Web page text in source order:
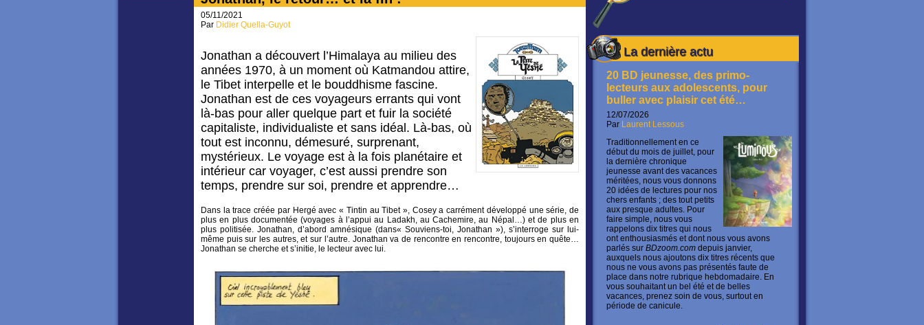
La dernière actu
20 BD jeunesse, des primo-
lecteurs aux adolescents, pour
buller avec plaisir cet été…
12/07/2026
Par Laurent Lessous
Traditionnellement en ce
début du mois de juillet, pour
la dernière chronique
jeunesse avant des vacances
méritées, nous vous donnons
20 idées de lectures pour nos
chers enfants ; des tout petits
aux presque adultes. Pour
faire simple, nous vous
rappelons dix titres qui nous
ont enthousiasmés et dont nous vous avons
parlés sur BDzoom.com depuis janvier,
auxquels nous ajoutons dix titres récents que
nous ne vous avons pas présentés faute de
place dans notre rubrique hebdomadaire. En
vous souhaitant un bel été et de belles
vacances, prenez soin de vous, surtout en
période de canicule.
05/11/2021
Par Didier Quella-Guyot
Jonathan a découvert l’Himalaya au milieu des
années 1970, à un moment où Katmandou attire,
le Tibet interpelle et le bouddhisme fascine.
Jonathan est de ces voyageurs errants qui vont
là-bas pour aller quelque part et fuir la société
capitaliste, individualiste et sans idéal. Là-bas, où
tout est inconnu, démesuré, surprenant,
mystérieux. Le voyage est à la fois planétaire et
intérieur car voyager, c’est aussi prendre son
temps, prendre sur soi, prendre et apprendre…
Dans la trace créée par Hergé avec « Tintin au Tibet », Cosey a carrément développé une série, de
plus en plus documentée (voyages à l’appui au Ladakh, au Cachemire, au Népal…) et de plus en
plus politisée. Jonathan, d’abord amnésique (dans« Souviens-toi, Jonathan »), s’interroge sur lui-
même puis sur les autres, et sur l’autre. Jonathan va de rencontre en rencontre, toujours en quête…
Jonathan se cherche et s’initie, le lecteur avec lui.